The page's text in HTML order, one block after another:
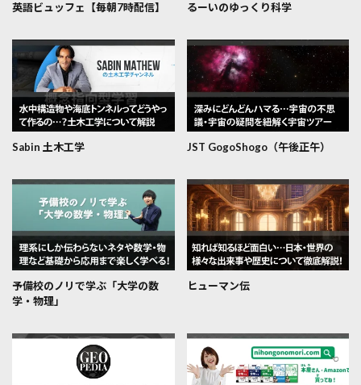
英語ビュッフェ【毎朝7時配信】 るーいのゆっくり科学
Sabin 土木工学 JST GogoShogo（午後正午）
予備校のノリで学ぶ「大学の数
学・物理」
ヒューマン伝